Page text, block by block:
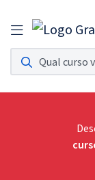
Assinatura
Acesso a todos os
Assinatura
Acesso ilimitado a
Residências